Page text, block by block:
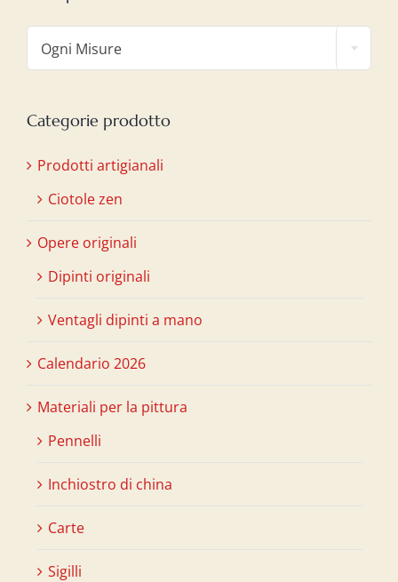
Ogni Misure
Categorie prodotto
Prodotti artigianali
Ciotole zen
Opere originali
Dipinti originali
Ventagli dipinti a mano
Calendario 2026
Materiali per la pittura
Pennelli
Inchiostro di china
Carte
Sigilli